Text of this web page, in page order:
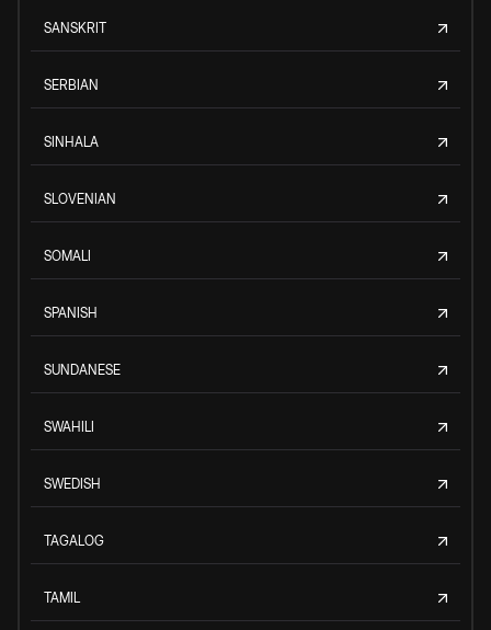
SANSKRIT
SERBIAN
SINHALA
SLOVENIAN
SOMALI
SPANISH
SUNDANESE
SWAHILI
SWEDISH
TAGALOG
TAMIL